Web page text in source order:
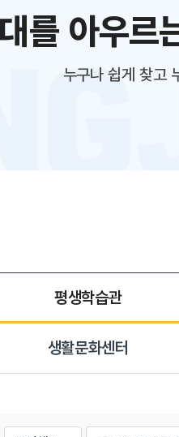
를 아우르
누구나 쉽게 찾고
평생학습관
생활문화센터